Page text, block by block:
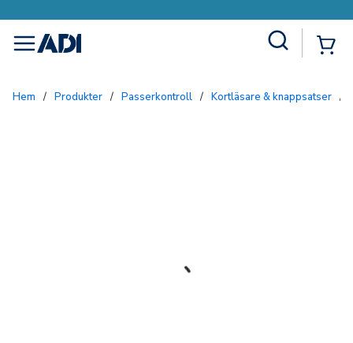
menu
Hem / Produkter / Passerkontroll / Kortläsare & knappsatser /